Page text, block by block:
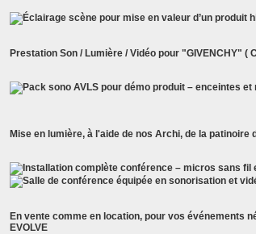
Prestation Son / Lumière / Vidéo pour "GIVENCHY" (
Mise en lumière, à l'aide de nos Archi, de la
En vente comme en location, pour vos événements
EVOLVE